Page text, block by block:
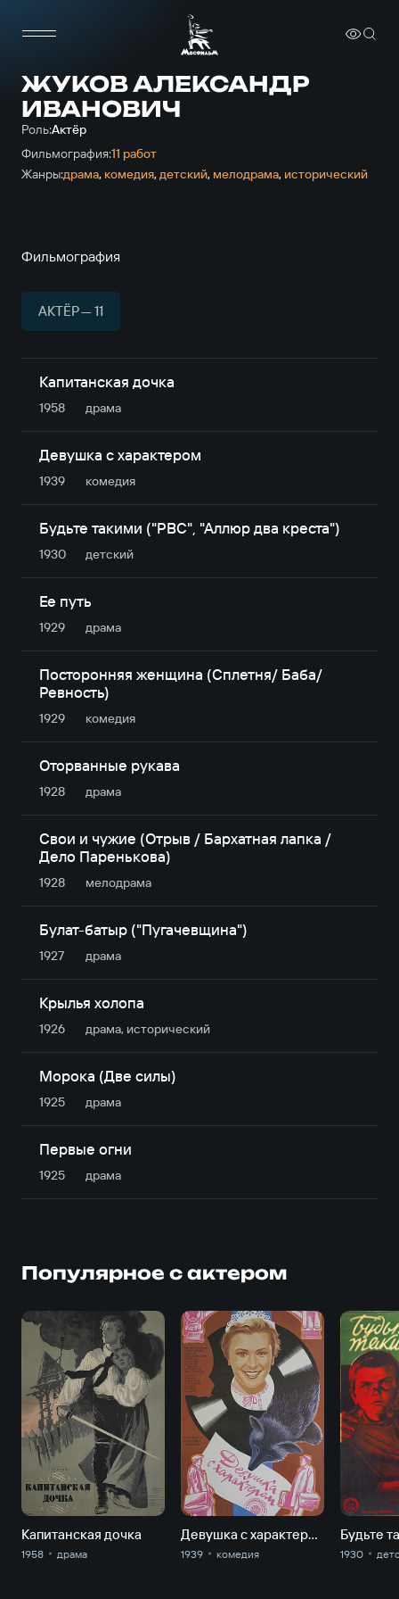
ЖУКОВ АЛЕКСАНДР
ИВАНОВИЧ
Роль:Актёр
Фильмография:11 работ
Жанры:драма, комедия,детский, мелодрама, исторический
Фильмография
АКТЁР — 11
Капитанская дочка
1958 драма
Девушка с характером
1939 комедия
Будьте такими ("РВС", "Аллюр два креста")
1930 детский
Ее путь
1929 драма
Посторонняя женщина (Сплетня/ Баба/
Ревность)
1929 комедия
Оторванные рукава
1928 драма
Свои и чужие (Отрыв / Бархатная лапка /
Дело Паренькова)
1928 мелодрама
Булат-батыр ("Пугачевщина")
1927 драма
Крылья холопа
1926 драма, исторический
Морока (Две силы)
1925 драма
Первые огни
1925 драма
Популярное с актером
Капитанская дочка
1958 драма
Девушка с характером
1939 комедия 1930